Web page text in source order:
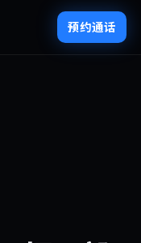
预约通话